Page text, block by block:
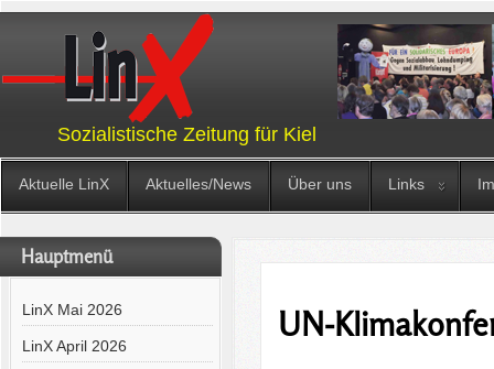
Sozialistische Zeitung für Kiel
Aktuelle LinX Aktuelles/News Über uns Links
Hauptmenü
LinX Mai 2026
LinX April 2026
UN-